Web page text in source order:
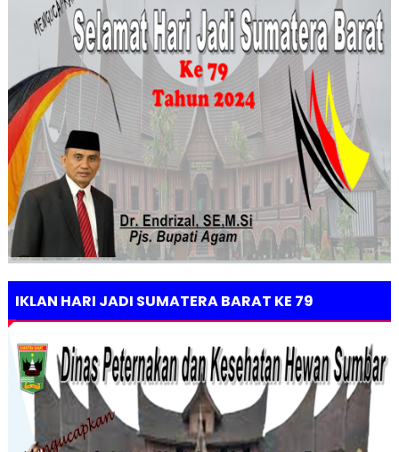
IKLAN HARI JADI SUMATERA BARAT KE 79